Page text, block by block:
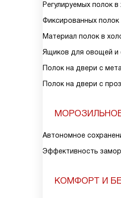
Регулируемых полок
Фиксированных
Материал полок в
Ящиков для овощей и
Полок на двери с
Полок на двери с
Автономное
Эффективность
КОМФОРТ И